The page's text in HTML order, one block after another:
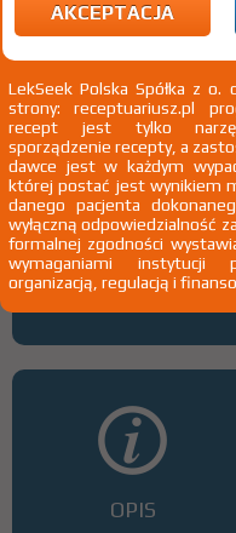
Wszystkie dawki leku
Interakcje z lekami
OPIS
AKCEPTACJA
LekSeek Polska Spółka z o.
strony: receptuariusz.pl
recept jest tylko
sporządzenie recepty, a
dawce jest w każdym
której postać jest wynikiem
danego pacjenta
wyłączną odpowiedzialność
formalnej zgodności
wymaganiami instytucji
organizacją, regulacją i